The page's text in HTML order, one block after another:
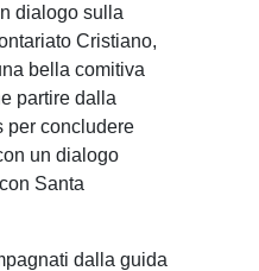
dialogo sulla
Cristiano,
bella comitiva
partire dalla
per concludere
un dialogo
Santa
dalla guida